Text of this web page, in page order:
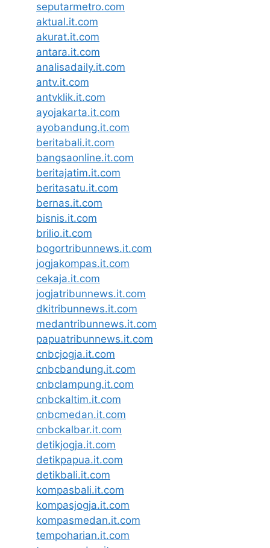
seputarmetro.com
aktual.it.com
akurat.it.com
antara.it.com
analisadaily.it.com
antv.it.com
antvklik.it.com
ayojakarta.it.com
ayobandung.it.com
beritabali.it.com
bangsaonline.it.com
beritajatim.it.com
beritasatu.it.com
bernas.it.com
bisnis.it.com
brilio.it.com
bogortribunnews.it.com
jogjakompas.it.com
cekaja.it.com
jogjatribunnews.it.com
dkitribunnews.it.com
medantribunnews.it.com
papuatribunnews.it.com
cnbcjogja.it.com
cnbcbandung.it.com
cnbclampung.it.com
cnbckaltim.it.com
cnbcmedan.it.com
cnbckalbar.it.com
detikjogja.it.com
detikpapua.it.com
detikbali.it.com
kompasbali.it.com
kompasjogja.it.com
kompasmedan.it.com
tempoharian.it.com